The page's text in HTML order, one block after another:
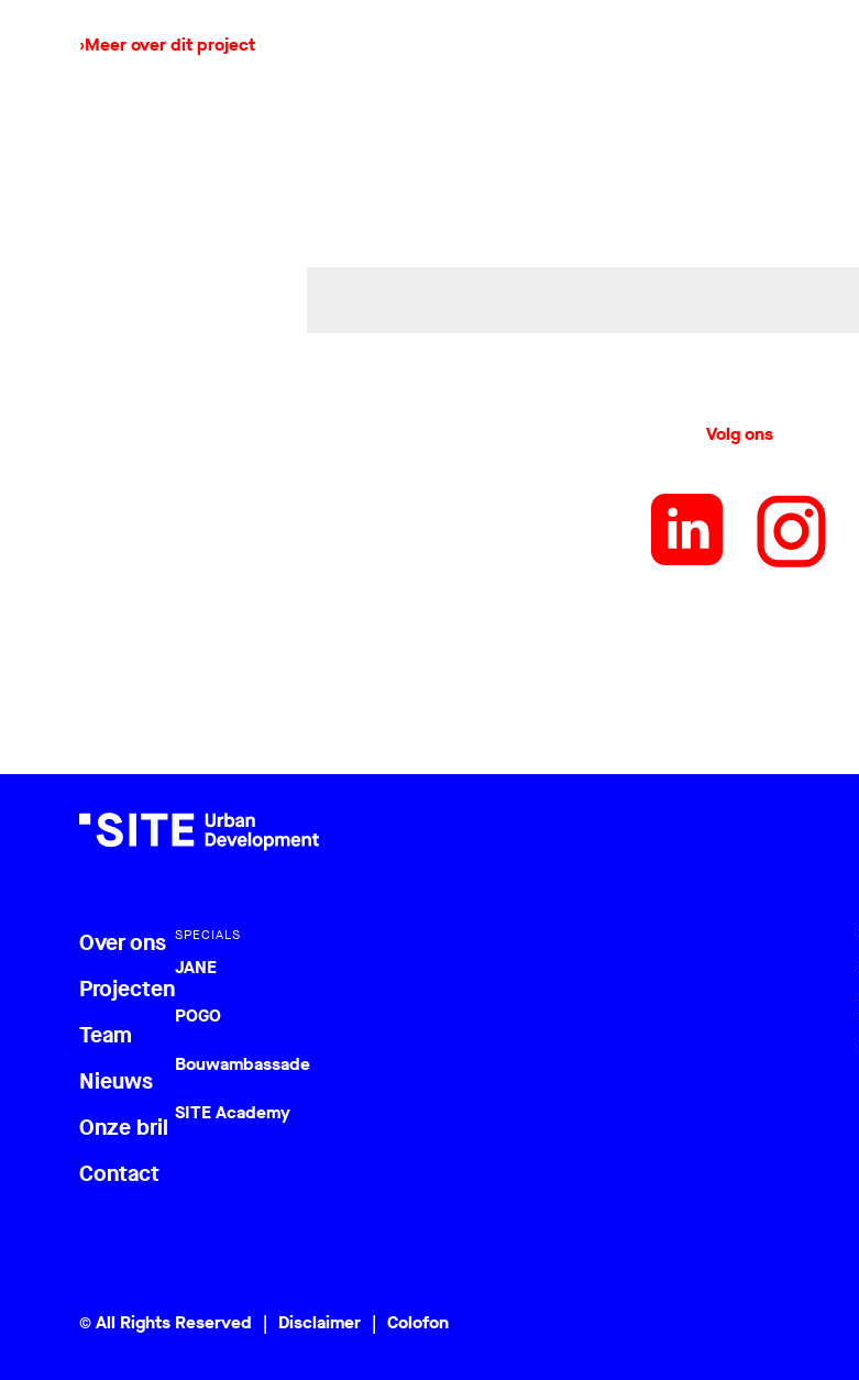
›Meer over dit project
Volg ons
Over ons
Projecten
Team
Nieuws
Onze bril
Contact
SPECIALS
JANE
POGO
Bouwambassade
SITE Academy
© All Rights Reserved Disclaimer Colofon